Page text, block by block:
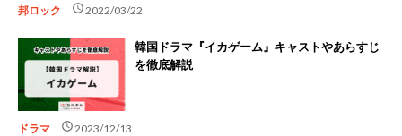
邦ロック schedule2022/03/22
韓国ドラマ『イカゲーム』キャストやあらすじ
を徹底解説
ドラマ schedule2023/12/13